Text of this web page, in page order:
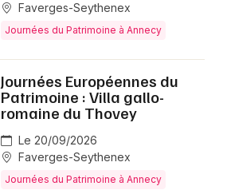
Faverges-Seythenex
Journées du Patrimoine à Annecy
Journées Européennes du
Patrimoine : Villa gallo-
romaine du Thovey
Le 20/09/2026
Faverges-Seythenex
Journées du Patrimoine à Annecy